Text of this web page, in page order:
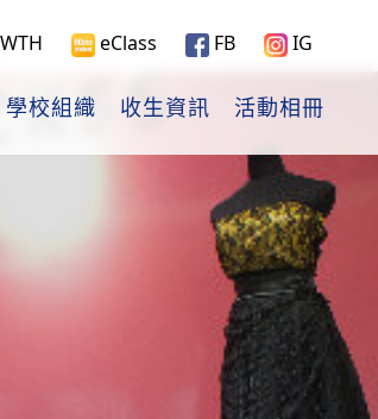
eClass FB IG
學校組織 收生資訊 活動相冊